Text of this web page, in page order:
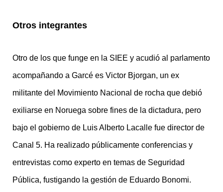
Otros integrantes
Otro de los que funge en la SIEE y acudió al parlamento
acompañando a Garcé es Victor Bjorgan, un ex
militante del Movimiento Nacional de rocha que debió
exiliarse en Noruega sobre fines de la dictadura, pero
bajo el gobierno de Luis Alberto Lacalle fue director de
Canal 5. Ha realizado públicamente conferencias y
entrevistas como experto en temas de Seguridad
Pública, fustigando la gestión de Eduardo Bonomi.